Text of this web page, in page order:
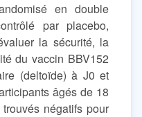
en double
par placebo,
la sécurité, la
du vaccin BBV152
(deltoïde) à J0 et
âgés de 18
négatifs pour